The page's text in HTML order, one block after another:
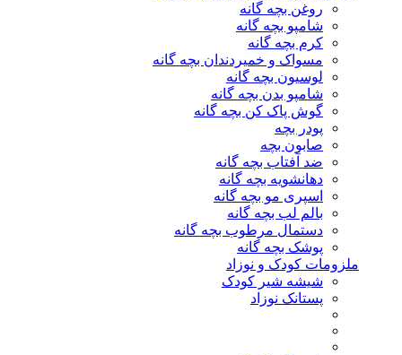
روغن بچه گانه
شامپو بچه گانه
کرم بچه گانه
مسواک و خمیردندان بچه گانه
لوسیون بچه گانه
شامپو بدن بچه گانه
گوش پاک کن بچه گانه
پودر بچه
صابون بچه
ضد آفتاب بچه گانه
دهانشویه بچه گانه
اسپری مو بچه گانه
بالم لب بچه گانه
دستمال مرطوب بچه گانه
پوشک بچه گانه
ملزومات کودک و نوزاد
شیشه شیر کودک
پستانک نوزاد